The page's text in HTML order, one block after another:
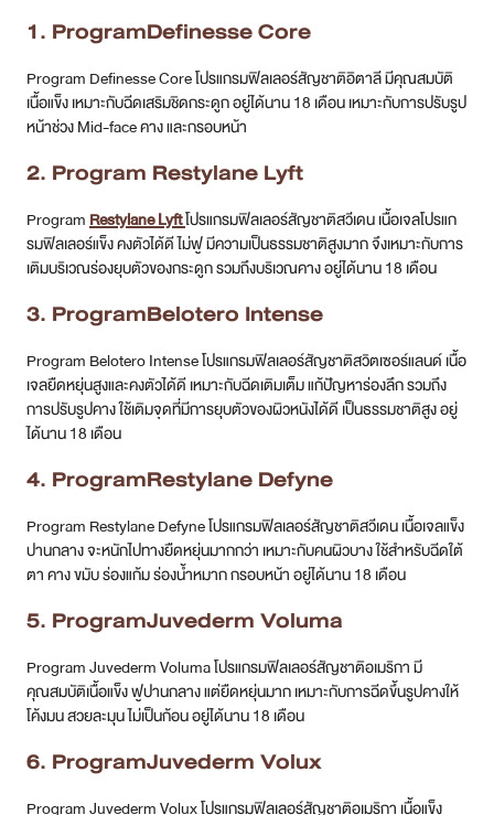
1. ProgramDefinesse Core
Program Definesse Core โปรแกรมฟิลเลอร์สัญชาติอิตาลี มีคุณสมบัติ
เนื้อแข็ง เหมาะกับฉีดเสริมชิดกระดูก อยู่ได้นาน 18 เดือน เหมาะกับการปรับรูป
หน้าช่วง Mid-face คาง และกรอบหน้า
2. Program Restylane Lyft
Program Restylane Lyftโปรแกรมฟิลเลอร์สัญชาติสวีเดน เนื้อเจลโปรแก
รมฟิลเลอร์แข็ง คงตัวได้ดี ไม่ฟู มีความเป็นธรรมชาติสูงมาก จึงเหมาะกับการ
เติมบริเวณร่องยุบตัวของกระดูก รวมถึงบริเวณคาง อยู่ได้นาน 18 เดือน
3. ProgramBelotero Intense
Program Belotero Intense โปรแกรมฟิลเลอร์สัญชาติสวิตเซอร์แลนด์ เนื้อ
เจลยืดหยุ่นสูงและคงตัวได้ดี เหมาะกับฉีดเติมเต็ม แก้ปัญหาร่องลึก รวมถึง
การปรับรูปคาง ใช้เติมจุดที่มีการยุบตัวของผิวหนังได้ดี เป็นธรรมชาติสูง อยู่
ได้นาน 18 เดือน
4. ProgramRestylane Defyne
Program Restylane Defyne โปรแกรมฟิลเลอร์สัญชาติสวีเดน เนื้อเจลแข็ง
ปานกลาง จะหนักไปทางยืดหยุ่นมากกว่า เหมาะกับคนผิวบาง ใช้สำหรับฉีดใต้
ตา คาง ขมับ ร่องแก้ม ร่องน้ำหมาก กรอบหน้า อยู่ได้นาน 18 เดือน
5. ProgramJuvederm Voluma
Program Juvederm Voluma โปรแกรมฟิลเลอร์สัญชาติอเมริกา มี
คุณสมบัติเนื้อแข็ง ฟูปานกลาง แต่ยืดหยุ่นมาก เหมาะกับการฉีดขึ้นรูปคางให้
โค้งมน สวยละมุน ไม่เป็นก้อน อยู่ได้นาน 18 เดือน
6. ProgramJuvederm Volux
Program Juvederm Volux โปรแกรมฟิลเลอร์สัญชาติอเมริกา เนื้อแข็ง